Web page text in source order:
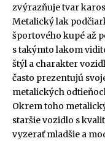
zvýrazňuje tvar
Metalický lak
športového kupé až
s takýmto lakom
štýl a charakter
často prezentujú
metalických
Okrem toho
staršie vozidlo s
vyzerať mladšie a